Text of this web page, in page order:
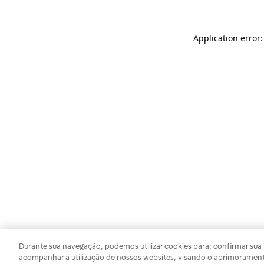
Application
Durante sua navegação, podemos utilizar cookies para: confirmar
acompanhar a utilização de nossos websites, visando o